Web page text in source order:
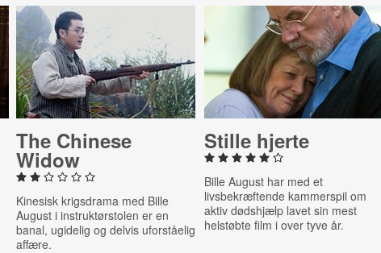
The Chinese
Widow
Kinesisk krigsdrama med Bille
August i instruktørstolen er en
banal, ugidelig og delvis uforståelig
affære.
Stille hjerte
Bille August har med et
livsbekræftende kammerspil om
aktiv dødshjælp lavet sin mest
helstøbte film i over tyve år.